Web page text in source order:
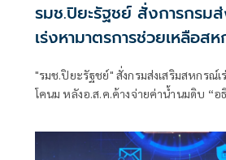
รมช.ปิยะรัฐชย์ สั่งการกรม
เร่งหามาตรการช่วยเหลือ
อ.ส.ค.ค้างจ่ายค่าน้ำนมดิบ
350 ล.กู้ยืมดอกเบี้ยต่ำกร
"รมช.ปิยะรัฐชย์" สั่งกรมส่งเสริมสหกรณ์
โคนม หลังอ.ส.ค.ค้างจ่ายค่าน้ำนมดิบ “อ
โคนม พร้อมเผยปีนี้เตรียมเงินกพส.ดอก
ให้สหกรณ์กู้ยืมเป็นกรณีพิเศษ เพื่อเสริมส